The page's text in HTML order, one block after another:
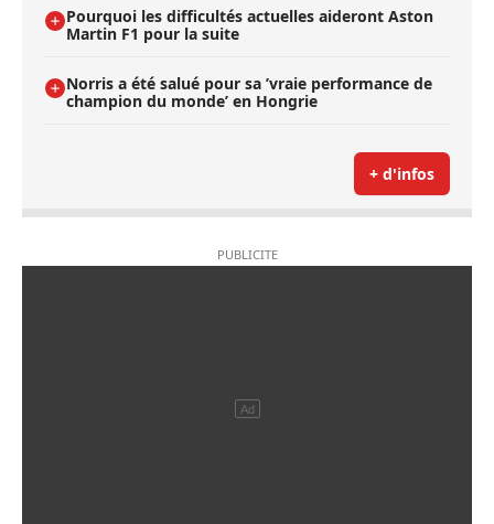
Pourquoi les difficultés actuelles aideront Aston
Martin F1 pour la suite
Norris a été salué pour sa ’vraie performance de
champion du monde’ en Hongrie
+ d'infos